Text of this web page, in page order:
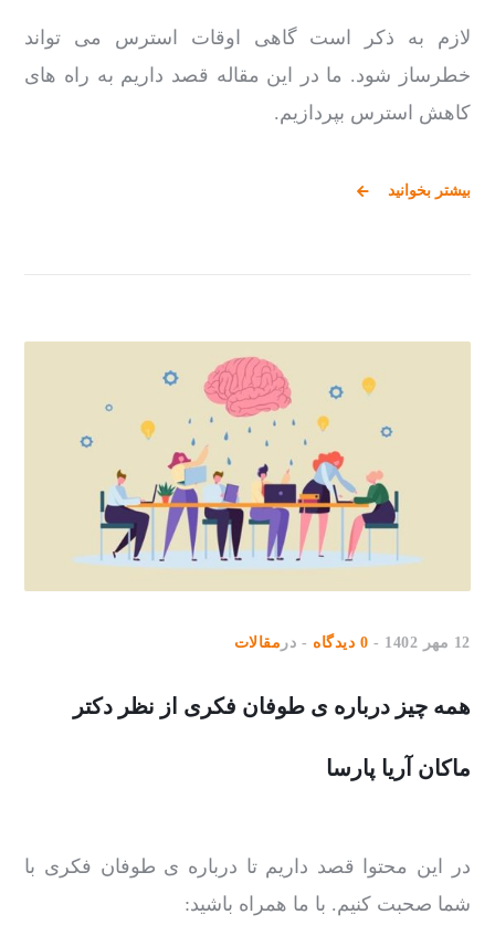
لازم به ذکر است گاهی اوقات استرس می تواند
خطرساز شود. ما در این مقاله قصد داریم به راه های
کاهش استرس بپردازیم.
بیشتر بخوانید
12 مهر 1402 0 دیدگاه در مقالات
همه چیز درباره ی طوفان فکری از نظر دکتر
ماکان آریا پارسا
در این محتوا قصد داریم تا درباره ی طوفان فکری با
شما صحبت کنیم. با ما همراه باشید: